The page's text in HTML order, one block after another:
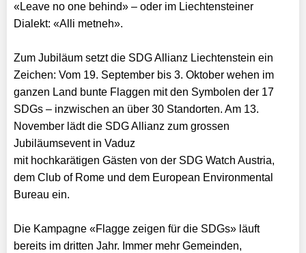
«Leave no one behind» – oder im Liechtensteiner
Dialekt: «Alli metneh».
Zum Jubiläum setzt die SDG Allianz Liechtenstein ein
Zeichen: Vom 19. September bis 3. Oktober wehen im
ganzen Land bunte Flaggen mit den Symbolen der 17
SDGs – inzwischen an über 30 Standorten. Am 13.
November lädt die SDG Allianz zum grossen
Jubiläumsevent in Vaduz
mit hochkarätigen Gästen von der SDG Watch Austria,
dem Club of Rome und dem European Environmental
Bureau ein.
Die Kampagne «Flagge zeigen für die SDGs» läuft
bereits im dritten Jahr. Immer mehr Gemeinden,